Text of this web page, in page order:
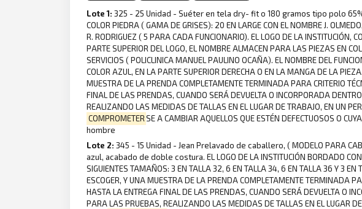
Lote 1:325 - 25 Unidad - Suéter en tela dry- fit o 180 gramos tipo polo
COLOR PIEDRA ( GAMA DE GRISES): 20 EN LARGE CON EL NOMBRE J.
R. RODRIGUEZ ( 5 PARA CADA FUNCIONARIO). EL LOGO DE LA INSTITUCIÓN,
PARTE SUPERIOR DEL LOGO, EL NOMBRE ALMACEN PARA LAS PIEZAS EN
SERVICIOS ( POLICLINICA MANUEL PAULINO OCAÑA). EL NOMBRE DEL
COLOR AZUL, EN LA PARTE SUPERIOR DERECHA O EN LA MANGA DE LA
MUESTRA DE LA PRENDA COMPLETAMENTE TERMINADA PARA CRITERIO
FINAL DE LAS PRENDAS, CUANDO SERÁ DEVUELTA O INCORPORADA
REALIZANDO LAS MEDIDAS DE TALLAS EN EL LUGAR DE TRABAJO, EN UN
COMPROMETERSE A CAMBIAR AQUELLOS QUE ESTÉN DEFECTUOSOS O
hombre
Lote 2:345 - 15 Unidad - Jean Prelavado de caballero, ( MODELO PARA
azul, acabado de doble costura. EL LOGO DE LA INSTITUCIÓN BORDADO CON
SIGUIENTES TAMAÑOS: 3 EN TALLA 32, 6 EN TALLA 34, 6 EN TALLA 36 Y 3
ESCOGER, Y UNA MUESTRA DE LA PRENDA COMPLETAMENTE TERMINADA
HASTA LA ENTREGA FINAL DE LAS PRENDAS, CUANDO SERÁ DEVUELTA O
PARA LAS PRUEBAS, REALIZANDO LAS MEDIDAS DE TALLAS EN EL LUGAR